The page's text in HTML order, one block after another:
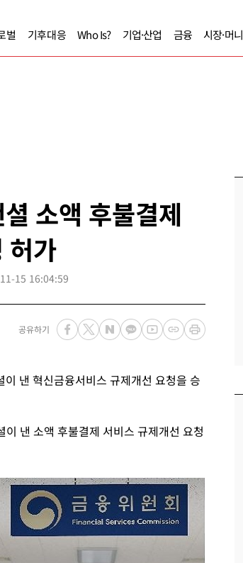
벌 기후대응 Who Is? 기업·산업 금융 시장·머니
소액 후불결제
허가
15 16:04:59
공유하기
낸 혁신금융서비스 규제개선 요청을 승
낸 소액 후불결제 서비스 규제개선 요청